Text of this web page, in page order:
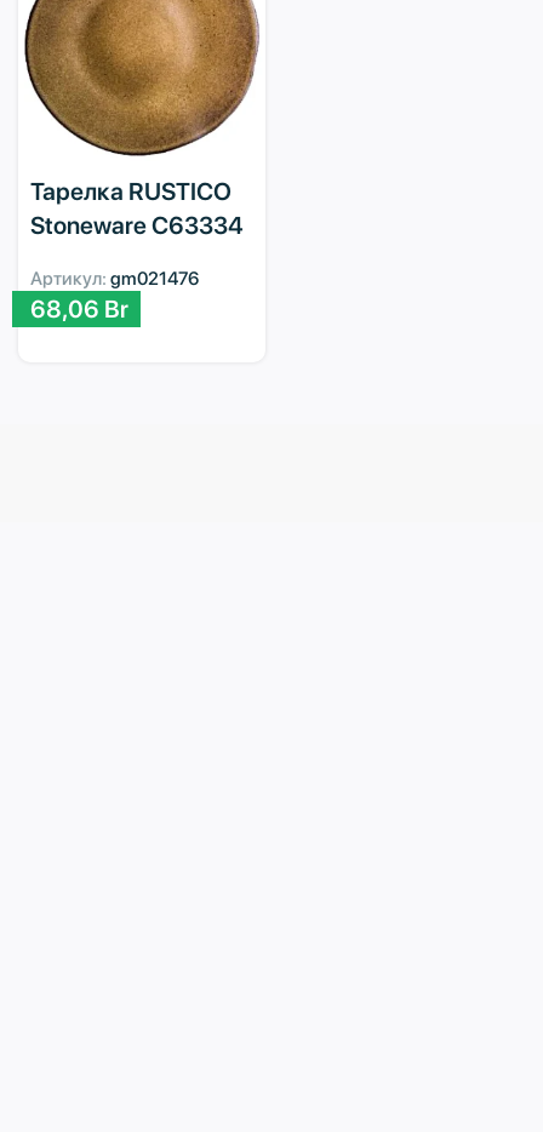
Тарелка RUSTICO
Stoneware C63334
Артикул: gm021476
68,06 Br